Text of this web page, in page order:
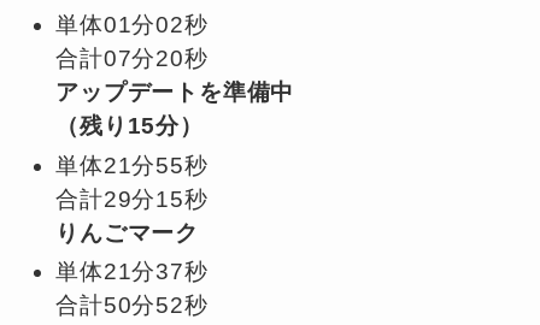
単体01分02秒
合計07分20秒
アップデートを準備中
（残り15分）
単体21分55秒
合計29分15秒
りんごマーク
単体21分37秒
合計50分52秒